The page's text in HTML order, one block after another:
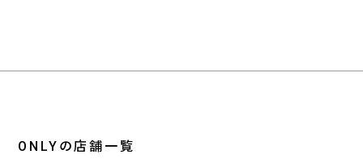
ONLYの店舗一覧